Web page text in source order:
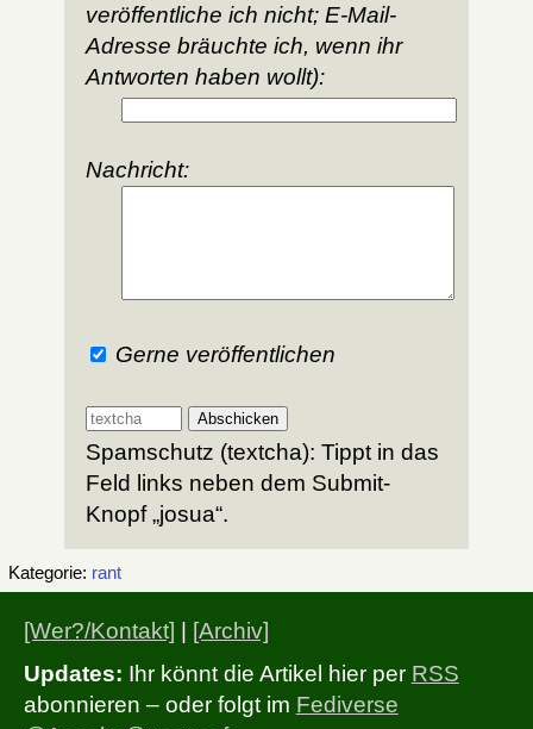
veröffentliche ich nicht; E-Mail-
Adresse bräuchte ich, wenn ihr
Antworten haben wollt):
Nachricht:
Gerne veröffentlichen
Spamschutz (textcha): Tippt in das
Feld links neben dem Submit-
Knopf „josua“.
Kategorie: rant
[Wer?/Kontakt]
[Archiv]
Updates: Ihr könnt die Artikel hier per RSS
abonnieren – oder folgt im Fediverse